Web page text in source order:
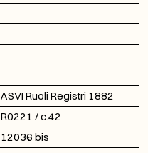
ASVI Ruoli Registri 1882
R0221 / c.42
12036 bis